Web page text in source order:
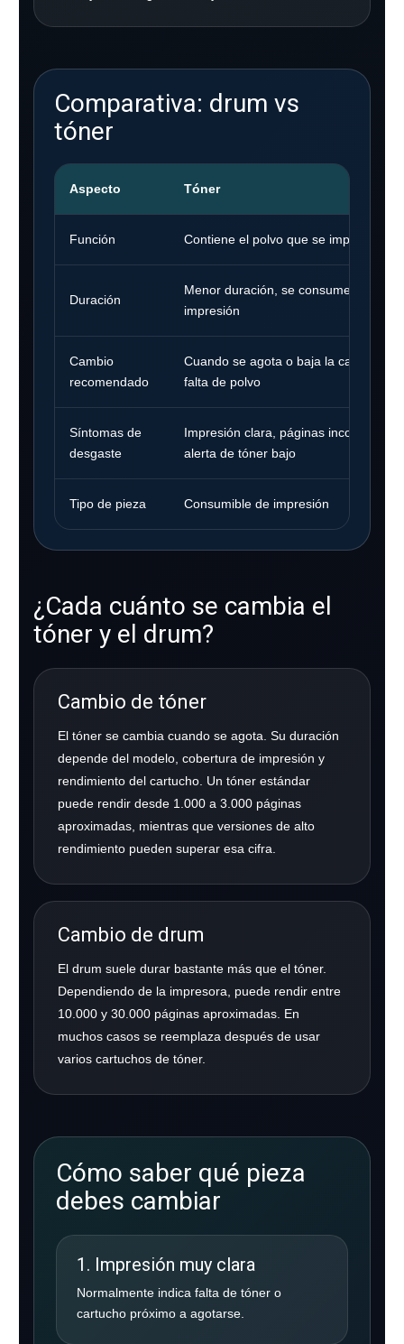
Comparativa: drum vs
tóner
Aspecto Tóner
Función Contiene el polvo que se imprime
Duración
Menor duración, se consume con
impresión
Cambio
recomendado
Cuando se agota o baja la calidad por
falta de polvo
Síntomas de
desgaste
Impresión clara, páginas incompletas
alerta de tóner bajo
Tipo de pieza Consumible de impresión
¿Cada cuánto se cambia el
tóner y el drum?
Cambio de tóner
El tóner se cambia cuando se agota. Su duración
depende del modelo, cobertura de impresión y
rendimiento del cartucho. Un tóner estándar
puede rendir desde 1.000 a 3.000 páginas
aproximadas, mientras que versiones de alto
rendimiento pueden superar esa cifra.
Cambio de drum
El drum suele durar bastante más que el tóner.
Dependiendo de la impresora, puede rendir entre
10.000 y 30.000 páginas aproximadas. En
muchos casos se reemplaza después de usar
varios cartuchos de tóner.
Cómo saber qué pieza
debes cambiar
1. Impresión muy clara
Normalmente indica falta de tóner o
cartucho próximo a agotarse.